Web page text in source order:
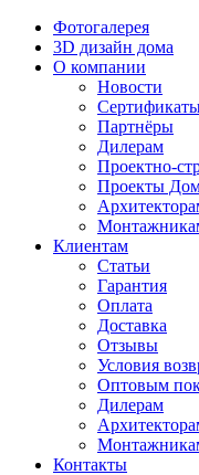
Фотогалерея
3D дизайн дома
О компании
Новости
Партнёры
Дилерам
Проектно-
Проекты
Клиентам
Статьи
Гарантия
Оплата
Доставка
Отзывы
Условия
Оптовым
Дилерам
Контакты